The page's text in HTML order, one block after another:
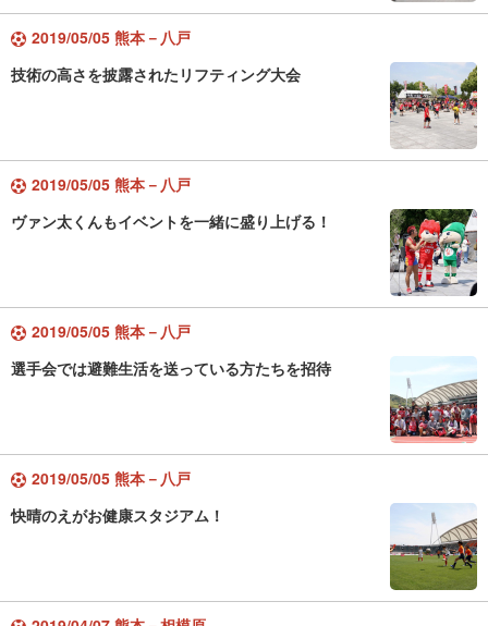
2019/05/05 熊本－八戸
技術の高さを披露されたリフティング大会
2019/05/05 熊本－八戸
ヴァン太くんもイベントを一緒に盛り上げる！
2019/05/05 熊本－八戸
選手会では避難生活を送っている方たちを招待
2019/05/05 熊本－八戸
快晴のえがお健康スタジアム！